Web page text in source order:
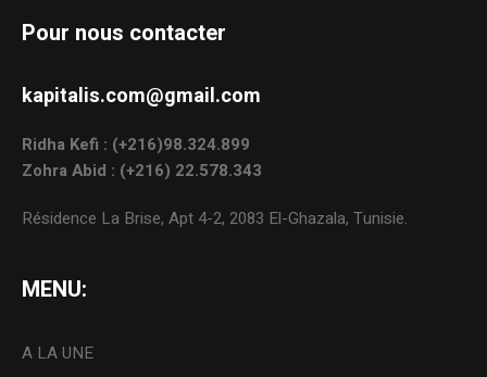
Pour nous contacter
kapitalis.com@gmail.com
Ridha Kefi : (+216)98.324.899
Zohra Abid : (+216) 22.578.343
Résidence La Brise, Apt 4-2, 2083 El-Ghazala, Tunisie.
MENU:
A LA UNE